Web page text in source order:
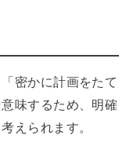
密かに計画をたて
味するため、明確
えられます。